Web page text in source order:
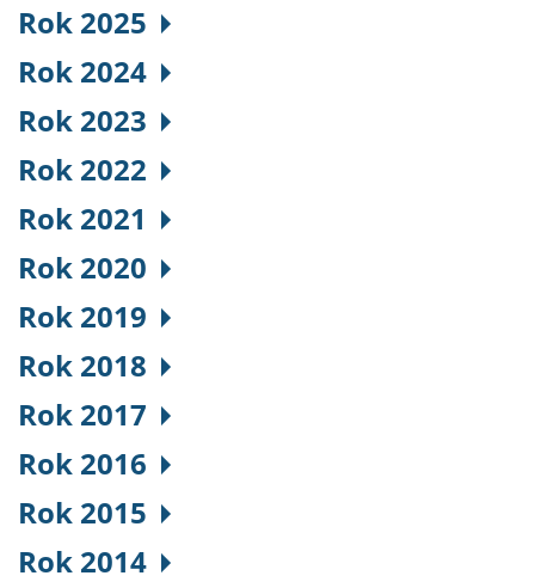
Rok 2025
Rok 2024
Rok 2023
Rok 2022
Rok 2021
Rok 2020
Rok 2019
Rok 2018
Rok 2017
Rok 2016
Rok 2015
Rok 2014